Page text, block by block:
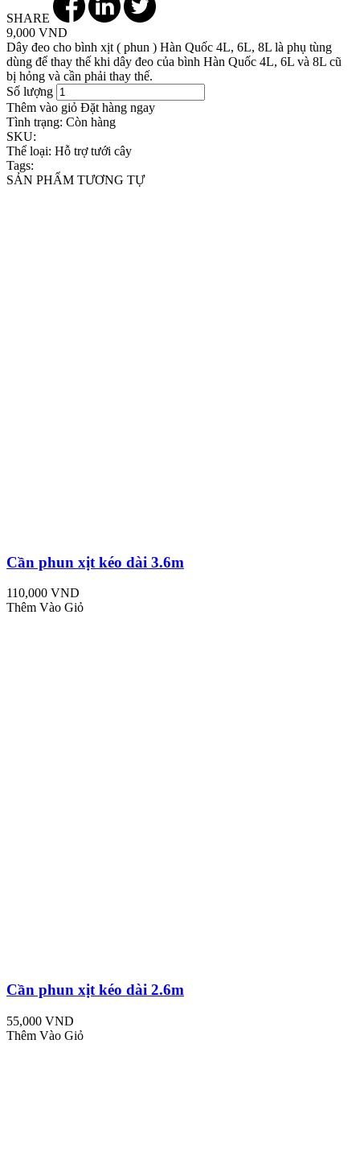
SHARE
9,000 VND
Dây đeo cho bình xịt ( phun ) Hàn Quốc 4L, 6L, 8L là phụ tùng
dùng để thay thế khi dây đeo của bình Hàn Quốc 4L, 6L và 8L cũ
bị hỏng và cần phải thay thế.
Số lượng
Thêm vào giỏ Đặt hàng ngay
Tình trạng: Còn hàng
SKU:
Thể loại: Hỗ trợ tưới cây
Tags:
SẢN PHẨM TƯƠNG TỰ
Cần phun xịt kéo dài 3.6m
110,000 VND
Thêm Vào Giỏ
Cần phun xịt kéo dài 2.6m
55,000 VND
Thêm Vào Giỏ